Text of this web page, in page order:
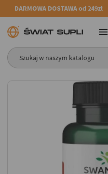
DARMOWA DOSTAWA od 249zł
